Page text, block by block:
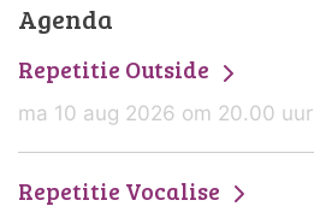
Agenda
Repetitie Outside
ma 10 aug 2026 om 20.00 uur
Repetitie Vocalise